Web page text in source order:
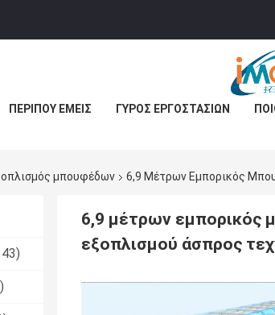
ΠΕΡΊΠΟΥ ΕΜΕΊΣ ΓΎΡΟΣ ΕΡΓΟΣΤΑΣΊΩΝ
μπουφέδων 6,9 Μέτρων Εμπορικός
6,9 μέτρων εμπορικός
εξοπλισμού άσπρος